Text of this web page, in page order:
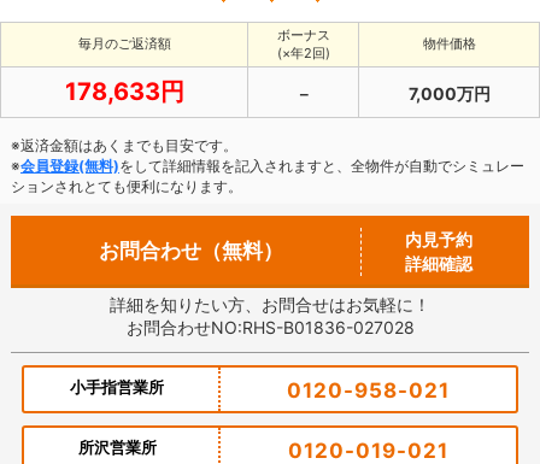
毎月のご返済額
ボーナス
(×年2回)
物件価格
178,633円 － 7,000万円
※返済金額はあくまでも目安です。
※会員登録(無料)をして詳細情報を記入されますと、全物件が自動でシミュレー
ションされとても便利になります。
お問合わせ（無料）
内見予約
詳細確認
詳細を知りたい方、お問合せはお気軽に！
お問合わせNO:RHS-B01836-027028
小手指営業所 0120-958-021
所沢営業所 0120-019-021